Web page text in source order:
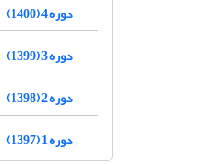
دوره 4 (1400)
دوره 3 (1399)
دوره 2 (1398)
دوره 1 (1397)